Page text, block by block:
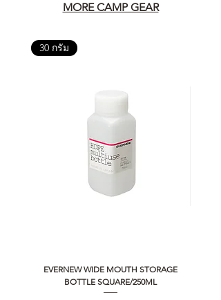
MORE CAMP GEAR
30 กรัม
EVERNEW WIDE MOUTH STORAGE
BOTTLE SQUARE/250ML